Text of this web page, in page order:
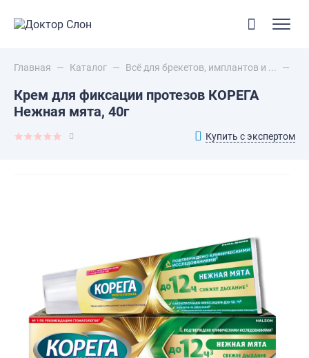
Главная — Каталог — Всё для брекетов, имплантов и ... —
Крем для фиксации протезов КОРЕГА
Нежная мята, 40г
Купить с экспертом